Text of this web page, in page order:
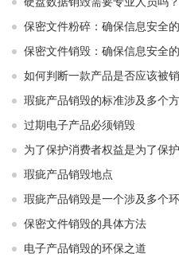
保密文件粉碎：确保信息安全
保密文件销毁：确保信息安全
如何判断一款产品是否应该被
瑕疵产品销毁的标准涉及多个
过期电子产品必须销毁
为了保护消费者权益是为了保
瑕疵产品销毁地点
瑕疵产品销毁是一个涉及多个
保密文件销毁的具体方法
电子产品销毁的环保之道